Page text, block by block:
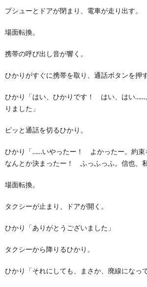
プシューとドアが閉まり、電車が走り出す。
場面転換。
携帯の呼び出し音が響く。
ひかりがすぐに携帯を取り、通話ボタンを押す
ひかり「はい、ひかりです！ はい、はい
りました」
ピッと通話を切るひかり。
ひかり「……いやったー！ よかったー。約束
なんとか決まったー！ ふっふっふ。信也、
場面転換。
タクシーが止まり、ドアが開く。
ひかり「ありがとうございました」
タクシーから降りるひかり。
ひかり「それにしても、まさか、廃線になっ